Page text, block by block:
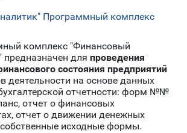
Программный комплекс
комплекс "Финансовый
предназначен для проведения
состояния предприятий
деятельности на основе данных
отчетности: форм №№
отчет о финансовых
отчет о движении денежных
исходные формы.